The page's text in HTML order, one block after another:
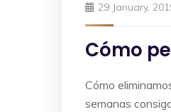
29 January,
Cómo
Cómo
semanas